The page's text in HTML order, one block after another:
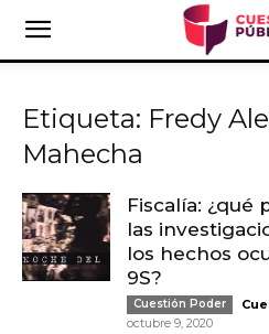
Etiqueta: Fredy
Mahecha
Fiscalía: ¿qué
las
los hechos
9S?
Cuestión Poder
octubre 9, 2020